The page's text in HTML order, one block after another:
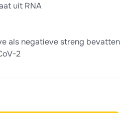
uit RNA
als negatieve streng bevatten
2